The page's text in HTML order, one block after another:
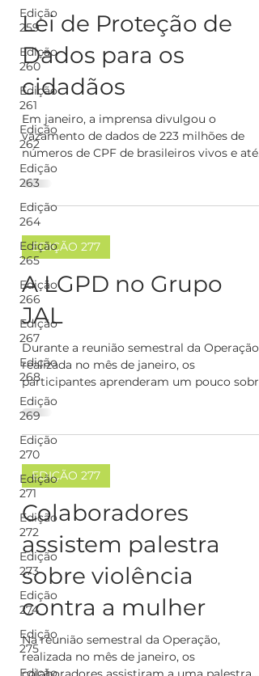
Edição
259
Edição
260
Edição
261
Edição
262
Edição
263
Edição
264
Edição
265
Edição
266
Edição
267
Edição
268
Edição
269
Edição
270
Edição
271
Edição
272
Edição
273
Edição
274
Edição
275
Edição
Lei de Proteção de
Dados para os
cidadãos
Em janeiro, a imprensa divulgou o
vazamento de dados de 223 milhões de
números de CPF de brasileiros vivos e até
mortos. Nome, sexo, data...
EDIÇÃO 277
A LGPD no Grupo
JAL
Durante a reunião semestral da Operação,
realizada no mês de janeiro, os
participantes aprenderam um pouco sobre
a LGPD e os fundamentos...
EDIÇÃO 277
Colaboradores
assistem palestra
sobre violência
contra a mulher
Na reunião semestral da Operação,
realizada no mês de janeiro, os